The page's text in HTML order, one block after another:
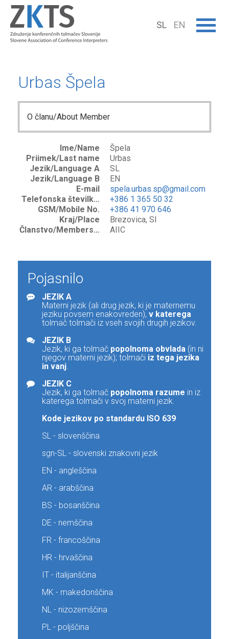
SL EN
Urbas Špela
O članu/About Member
Ime/Name
Špela
Priimek/Last name
Urbas
Jezik/Language A
SL
Jezik/Language B
EN
E-mail
spela.urbas.sp@gmail.com
Telefonska številka/Phone No.+386 1 365 50 32
GSM/Mobile No.
+386 41 970 646
Kraj/Place
Brezovica, SI
Članstvo/Membership
AIIC
Pojasnilo
JEZIK A
Materni jezik (ali drug jezik, ki je maternemu
jeziku povsem enakovreden), v katerega
tolmač tolmači iz vseh svojih drugih jezikov.
JEZIK B
Jezik, ki ga tolmač popolnoma obvlada (in ni
njegov materni jezik); tolmači iz tega jezika
in vanj.
JEZIK C
Jezik, ki ga tolmač popolnoma razume in iz
katerega tolmači v svoj materni jezik.
Kode jezikov po standardu ISO 639
SL - slovenščina
sgn-SL - slovenski znakovni jezik
EN - angleščina
AR - arabščina
BS - bosanščina
DE - nemščina
FR - francoščina
HR - hrvaščina
IT - italijanščina
MK - makedonščina
NL - nizozemščina
PL - poljščina